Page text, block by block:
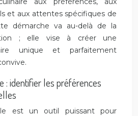
et aux attentes spécifiques de
démarche va au-delà de la
; elle vise à créer une
unique et parfaitement
: identifier les préférences
est un outil puissant pour